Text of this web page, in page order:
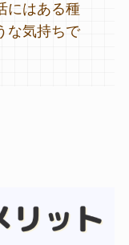
にはある種
な気持ちで